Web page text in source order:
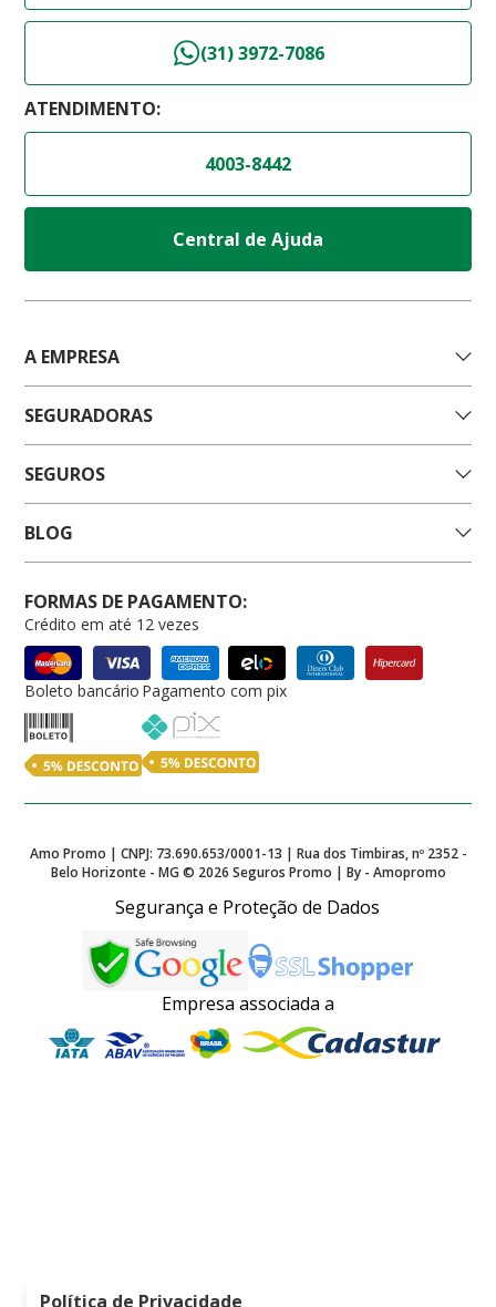
Política de Privacidade
(31) 3972-7086
ATENDIMENTO:
4003-8442
Central de Ajuda
A EMPRESA
SEGURADORAS
SEGUROS
BLOG
FORMAS DE PAGAMENTO:
Crédito em até 12 vezes
Boleto bancário Pagamento com pix
Amo Promo | CNPJ: 73.690.653/0001-13 | Rua dos Timbiras, nº 2352 -
Belo Horizonte - MG © 2026 Seguros Promo | By - Amopromo
Segurança e Proteção de Dados
Empresa associada a